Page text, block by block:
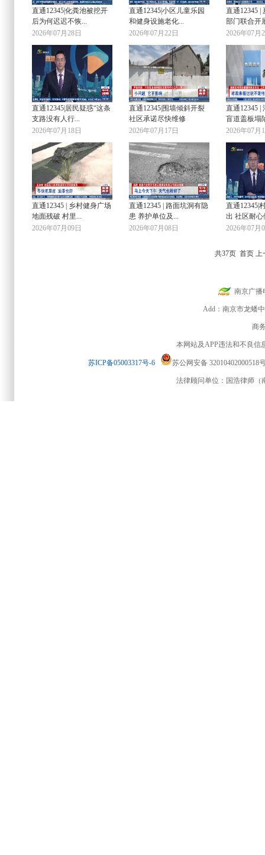
直通12345|化粪池被挖开
后为何迟迟不恢...
2026年07月28日
直通12345|小区儿童乐园
和健身设施老化...
2026年07月22日
直通12345 |
部门联合开
2026年07月
直通12345|居民疑惑“这条
支路没有人行...
2026年07月18日
直通12345|围墙倾斜开裂
社区承诺尽快维修
2026年07月17日
直通12345 |
盲道盖板塌
2026年07月
直通12345 | 乡村健身广场
地面残破 村里...
2026年07月09日
直通12345 | 路面坑洞有隐
患 养护单位及...
2026年07月08日
直通12345|
出 社区耐心
2026年07月
共37页 首页 上
南京广播
Add：南京市龙蟠
商
本网站及APP违法和不良信
苏ICP备05003317号-6 苏公网安备 32010402000518
法律顾问单位：国浩律师（